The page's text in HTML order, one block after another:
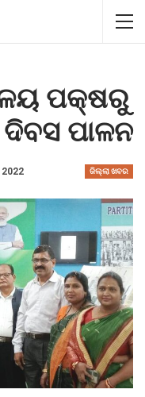
ପକ୍ଷରୁ
ପାଳନ
ଜିଲ୍ଲା ଖବର